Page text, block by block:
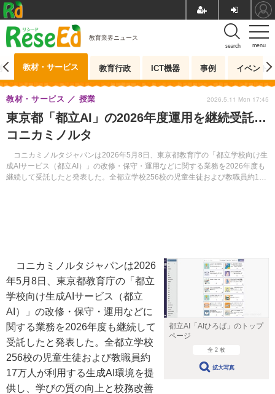
menu
search
教育業界ニュース
教材・サービス 教育行政 ICT機器 事例 イベント
東京都「都立AI」の2026年度運用を継続受託…
コニカミノルタ
コニカミノルタジャパンは2026年5月8日、東京都教育庁の「都立学校向け生
成AIサービス（都立AI）」の改修・保守・運用などに関する業務を2026年度も
継続して受託したと発表した。全都立学校256校の児童生徒および教職員約17
教材・サービス 授業 2026.5.11 Mon 17:45
都立AI「AIひろば」のトップ
ページ
全 2 枚
拡大写真
コニカミノルタジャパンは2026
年5月8日、東京都教育庁の「都立
学校向け生成AIサービス（都立
AI）」の改修・保守・運用などに
関する業務を2026年度も継続して
受託したと発表した。全都立学校
256校の児童生徒および教職員約
17万人が利用する生成AI環境を提
供し、学びの質の向上と校務改善